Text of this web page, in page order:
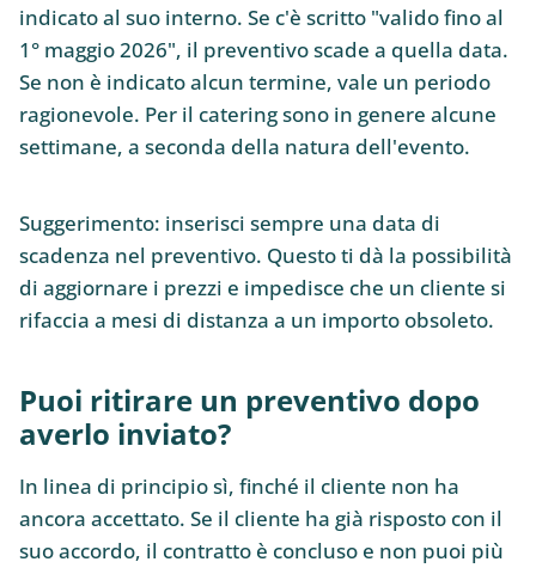
indicato al suo interno. Se c'è scritto "valido fino al
1° maggio 2026", il preventivo scade a quella data.
Se non è indicato alcun termine, vale un periodo
ragionevole. Per il catering sono in genere alcune
settimane, a seconda della natura dell'evento.
Suggerimento: inserisci sempre una data di
scadenza nel preventivo. Questo ti dà la possibilità
di aggiornare i prezzi e impedisce che un cliente si
rifaccia a mesi di distanza a un importo obsoleto.
Puoi ritirare un preventivo dopo
averlo inviato?
In linea di principio sì, finché il cliente non ha
ancora accettato. Se il cliente ha già risposto con il
suo accordo, il contratto è concluso e non puoi più